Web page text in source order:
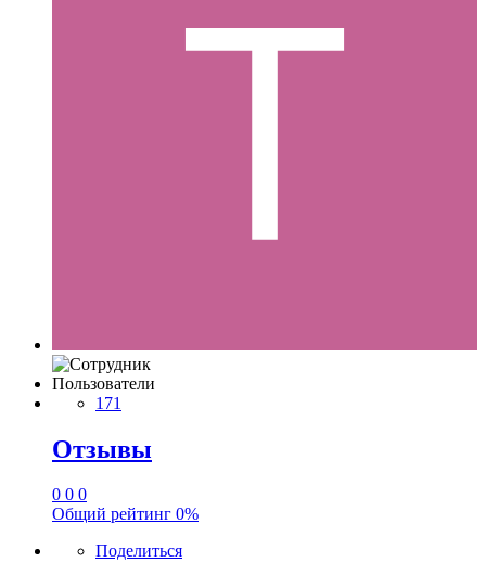
Пользователи
171
Отзывы
0 0 0
Общий рейтинг 0%
Поделиться